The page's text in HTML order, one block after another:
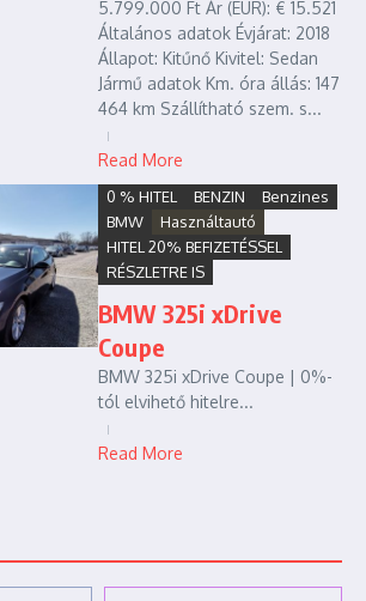
5.799.000 Ft Ár (EUR): € 15.521
Általános adatok Évjárat: 2018
Állapot: Kitűnő Kivitel: Sedan
Jármű adatok Km. óra állás: 147
464 km Szállítható szem. s...
Read More
0 % HITEL BENZIN
Benzines
BMW
Használtautó
HITEL 20% BEFIZETÉSSEL
RÉSZLETRE IS
BMW 325i xDrive
Coupe
BMW 325i xDrive Coupe | 0%-
tól elvihető hitelre...
Read More